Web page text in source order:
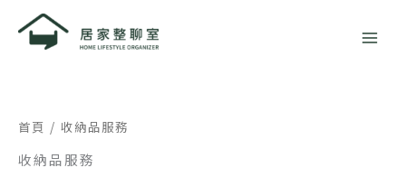
首頁 / 收納品服務
收納品服務